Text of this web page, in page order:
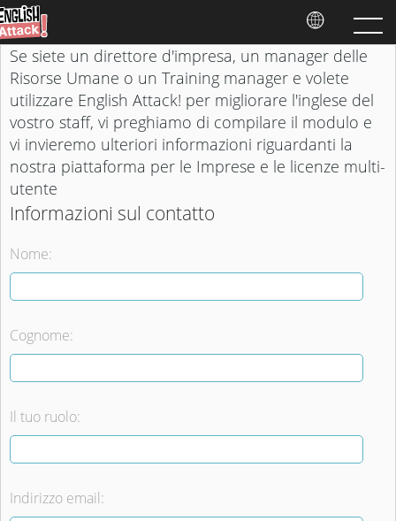
Se siete un direttore d'impresa, un manager delle
Risorse Umane o un Training manager e volete
utilizzare English Attack! per migliorare l'inglese del
vostro staff, vi preghiamo di compilare il modulo e
vi invieremo ulteriori informazioni riguardanti la
nostra piattaforma per le Imprese e le licenze multi-
utente
Informazioni sul contatto
Nome:
Cognome:
Il tuo ruolo:
Indirizzo email: